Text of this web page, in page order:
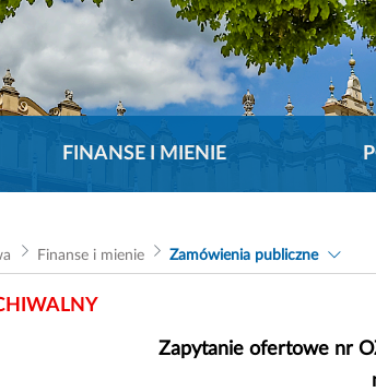
FINANSE I MIENIE
Finanse i mienie Zamówienia publiczne
Zapytanie ofertowe nr